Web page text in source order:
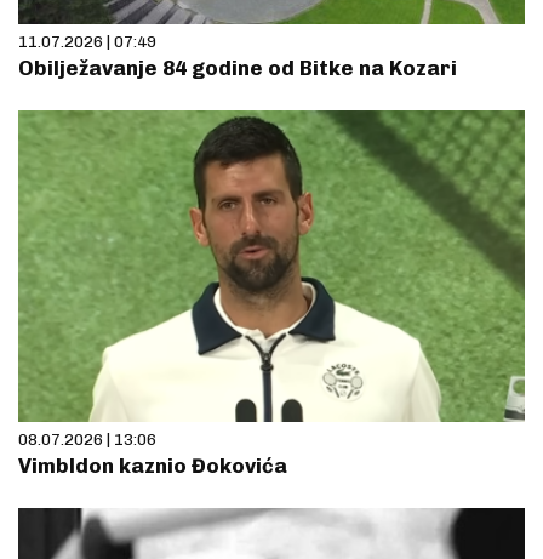
11.07.2026 | 07:49
Obilježavanje 84 godine od Bitke na Kozari
08.07.2026 | 13:06
Vimbldon kaznio Đokovića